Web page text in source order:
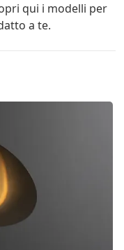
qui i modelli per
a te.